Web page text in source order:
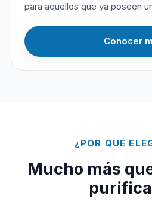
para aquellos que ya poseen
Conocer
¿POR QUÉ
Mucho más